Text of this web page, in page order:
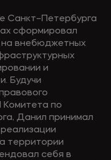
Санкт–Петербурга
сформировал
на внебюджетных
и
Будучи
Комитета по
Данил принимал
территории
себя в